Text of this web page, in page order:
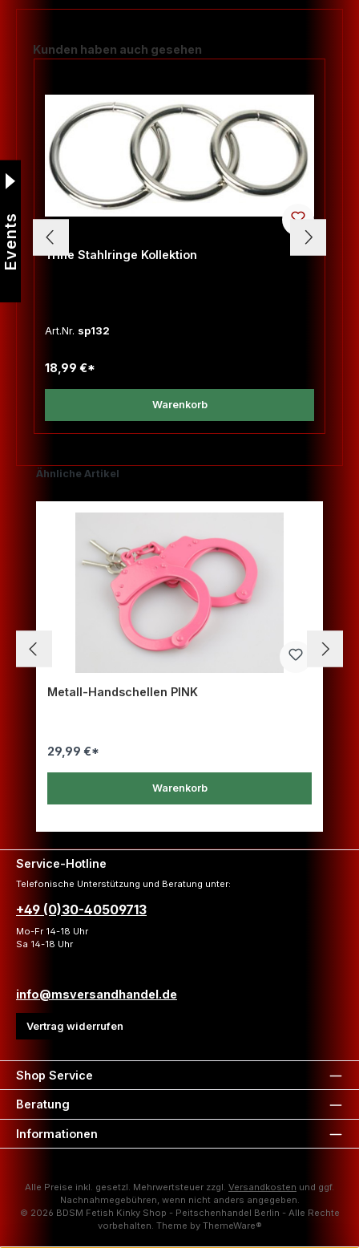
Produktgalerie überspringen
Kunden haben auch gesehen
Trine Stahlringe Kollektion
Art.Nr. sp132
18,99 €*
Warenkorb
Produktgalerie überspringen
Ähnliche Artikel
Metall-Handschellen PINK
29,99 €*
Warenkorb
Service-Hotline
Telefonische Unterstützung und Beratung unter:
+49 (0)30-40509713
Mo-Fr 14-18 Uhr
Sa 14-18 Uhr
info@msversandhandel.de
Vertrag widerrufen
Shop Service
Beratung
Informationen
Alle Preise inkl. gesetzl. Mehrwertsteuer zzgl. Versandkosten und ggf.
Nachnahmegebühren, wenn nicht anders angegeben.
© 2026 BDSM Fetish Kinky Shop - Peitschenhandel Berlin - Alle Rechte
vorbehalten. Theme by ThemeWare®
Events